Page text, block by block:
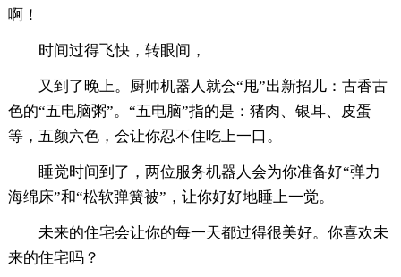
啊！
时间过得飞快，转眼间，
又到了晚上。厨师机器人就会“甩”出新招儿：古香古
色的“五电脑粥”。“五电脑”指的是：猪肉、银耳、皮蛋
等，五颜六色，会让你忍不住吃上一口。
睡觉时间到了，两位服务机器人会为你准备好“弹力
海绵床”和“松软弹簧被”，让你好好地睡上一觉。
未来的住宅会让你的每一天都过得很美好。你喜欢未
来的住宅吗？